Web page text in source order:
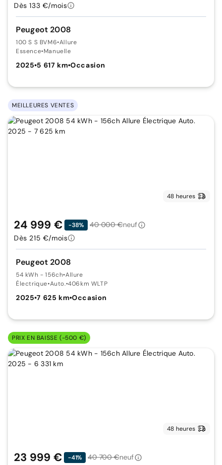
Peugeot 2008
100 S S BVM6•Allure
Essence•Manuelle
2025•5 617 km•Occasion
Dès 133 €/mois
MEILLEURES VENTES
48 heures
Peugeot 2008
54 kWh - 156ch•Allure
Électrique•Auto.•406km WLTP
2025•7 625 km•Occasion
24 999 € -38% 40 000 €neuf
Dès 215 €/mois
PRIX EN BAISSE (-500 €)
48 heures
23 999 € -41% 40 700 €neuf